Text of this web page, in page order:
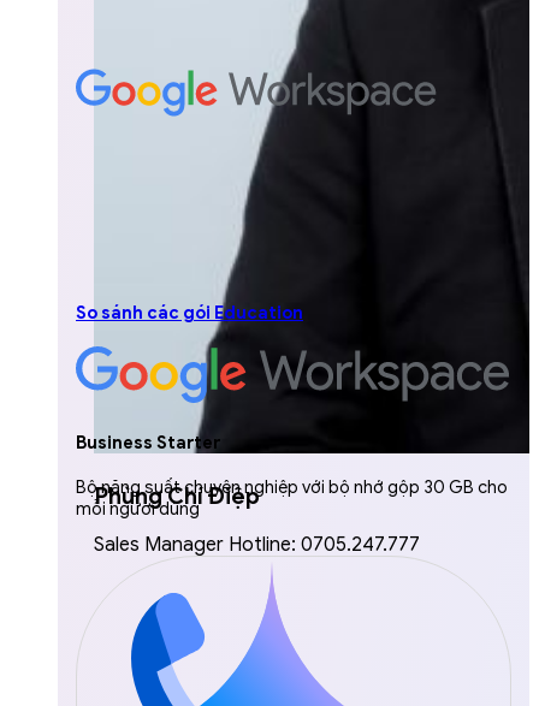
Phùng Chí Điệp
Sales Manager Hotline: 0705.247.777
So sánh các gói Education
Business Starter
Bộ năng suất chuyên nghiệp với bộ nhớ gộp 30 GB cho
mỗi người dùng